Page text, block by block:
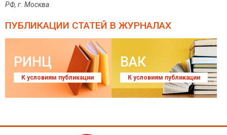
РФ, г. Москва
ПУБЛИКАЦИИ СТАТЕЙ В ЖУРНАЛАХ
РИНЦ
К условиям публикации
ВАК
К условиям публикации